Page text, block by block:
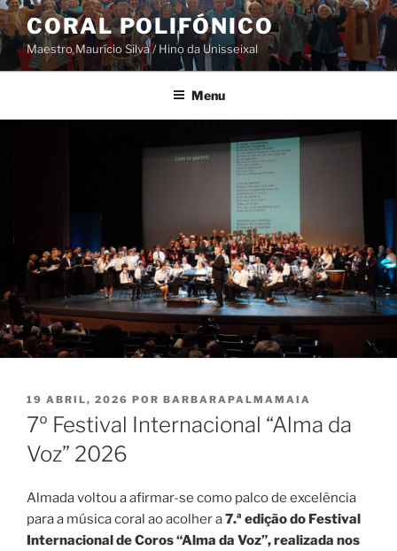
Saltar
para
o
conteúdo
CORAL POLIFÓNICO
Maestro Maurício Silva / Hino da Unisseixal
Menu
PUBLICADO
EM
19 ABRIL, 2026 POR BARBARAPALMAMAIA
7º Festival Internacional “Alma da
Voz” 2026
Almada voltou a afirmar-se como palco de excelência
para a música coral ao acolher a7.ª edição do Festival
Internacional de Coros “Alma da Voz”, realizada nos